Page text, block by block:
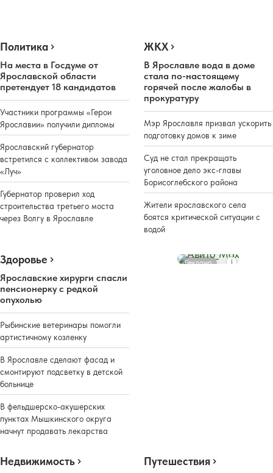
Политика
На места в Госдуме от
Ярославской области
претендует 18 кандидатов
Участники программы «Герои
Ярославии» получили дипломы
Ярославский губернатор
встретился с коллективом завода
«Луч»
Губернатор проверил ход
строительства третьего моста
через Волгу в Ярославле
ЖКХ
В Ярославле вода в доме
стала по-настоящему
горячей после жалобы в
прокуратуру
Мэр Ярославля призвал ускорить
подготовку домов к зиме
Суд не стал прекращать
уголовное дело экс-главы
Борисоглебского района
Жители ярославского села
боятся критической ситуации с
водой
Здоровье
Ярославские хирурги спасли
пенсионерку с редкой
опухолью
Рыбинские ветеринары помогли
артистичному козленку
В Ярославле сделают фасад и
смонтируют подсветку в детской
больнице
В фельдшерско-акушерских
пунктах Мышкинского округа
начнут продавать лекарства
Реклама
Недвижимость Путешествия